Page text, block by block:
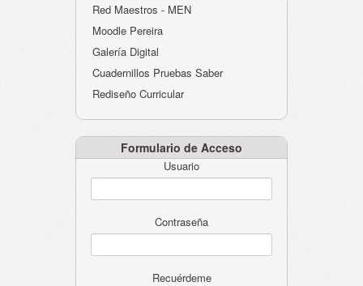
Red Maestros - MEN
Moodle Pereira
Galería Digital
Cuadernillos Pruebas Saber
Rediseño Curricular
Formulario de Acceso
Usuario
Contraseña
Recuérdeme